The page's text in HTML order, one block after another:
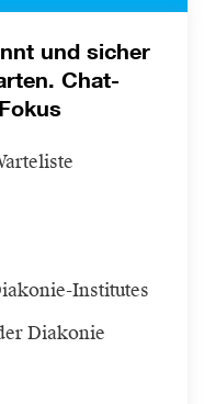
und sicher
Chat-
Institutes
Diakonie